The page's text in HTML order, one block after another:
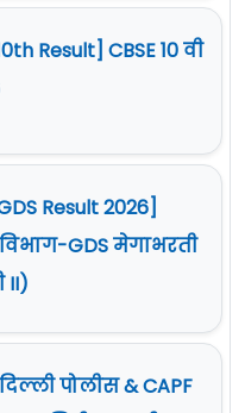
Result] CBSE 10 वी
Result 2026]
GDS मेगाभरती
II)
पोलीस & CAPF